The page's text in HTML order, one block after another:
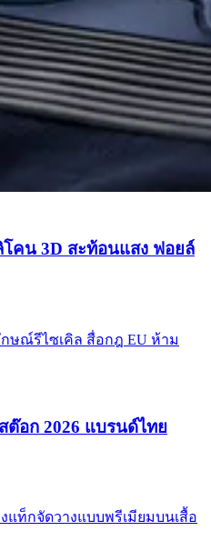
คน 3D สะท้อนแสง ฟอยล์
ต๊อก 2026 แบรนด์ไทย